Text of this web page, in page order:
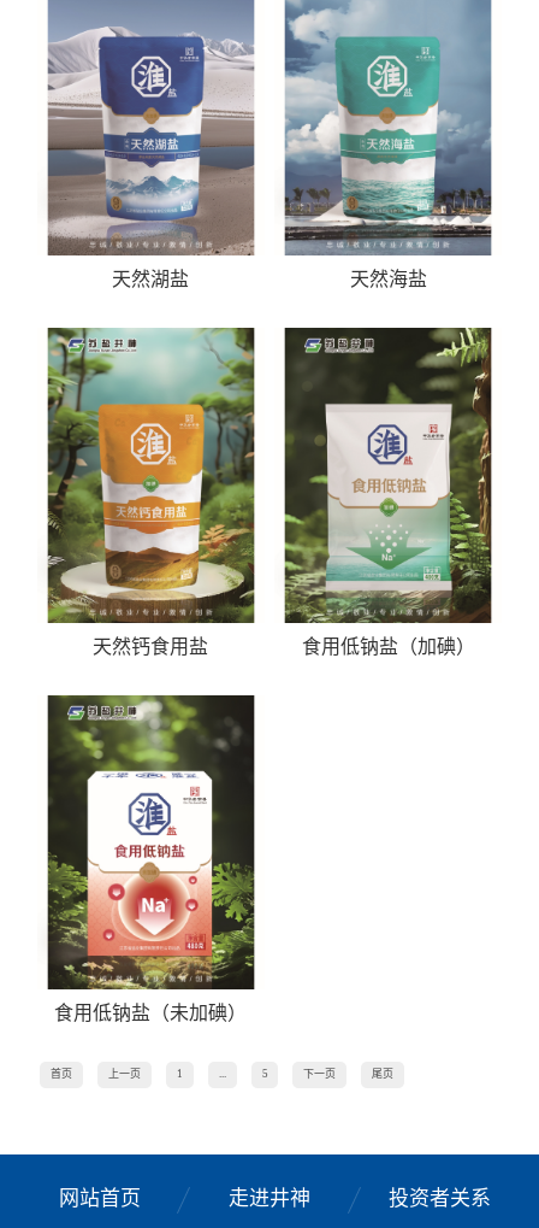
天然湖盐 天然海盐
天然钙食用盐 食用低钠盐（加碘）
食用低钠盐（未加碘）
首页 上一页 1 ... 5 下一页 尾页
网站首页 走进井神 投资者关系